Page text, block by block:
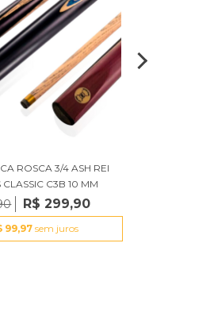
ROSCA 3/4 ASH REI
C3B 10 MM
R$ 299,90
99,97 sem juros